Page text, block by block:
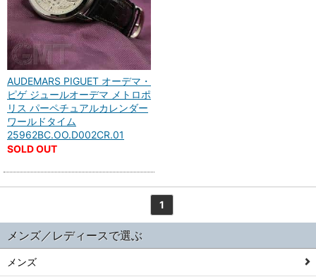
AUDEMARS PIGUET オーデマ・
ピゲ ジュールオーデマ メトロポ
リス パーペチュアルカレンダー
ワールドタイム
25962BC.OO.D002CR.01
SOLD OUT
1
メンズ／レディースで選ぶ
メンズ